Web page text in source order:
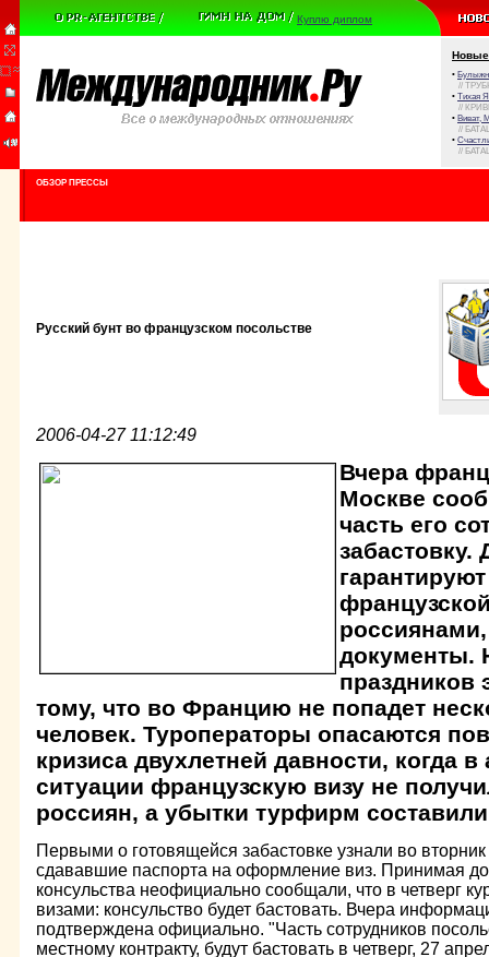
Куплю диплом
Новые
•
//
• Тихая
//
• Виват,
//
•
//
ОБЗОР ПРЕССЫ
Русский бунт во французском посольстве
2006-04-27 11:12:49
Вчера
Москве
часть его
документы.
праздников
тому, что во Францию не попадет
человек. Туроператоры опасаются
кризиса двухлетней давности, когда в
ситуации французскую визу не
россиян, а убытки турфирм
Первыми о готовящейся забастовке узнали во
сдававшие паспорта на оформление виз. Принимая
консульства неофициально сообщали, что в четверг
визами: консульство будет бастовать. Вчера
подтверждена официально. "Часть сотрудников
местному контракту, будут бастовать в четверг, 27